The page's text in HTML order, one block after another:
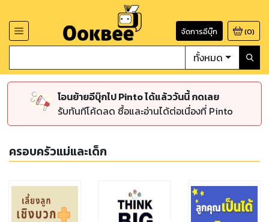
จัดการอีบุ๊ก (0)
ทั้งหมด
โอนย้ายอีบุ๊กไป Pinto ได้แล้ววันนี้ กดเลย
รับทันทีโค้ดลด ซื้อและอ่านได้ต่อเนื่องที่ Pinto
ครอบครัวแม่และเด็ก